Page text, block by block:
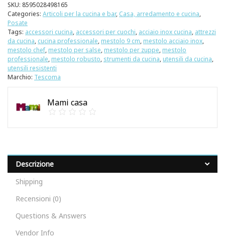
SKU: 8595028498165
Categories: Articoli per la cucina e bar, Casa, arredamento e cucina,
Posate
Tags: accessori cucina, accessori per cuochi, acciaio inox cucina, attrezzi
da cucina, cucina professionale, mestolo 9 cm, mestolo acciaio inox,
mestolo chef, mestolo per salse, mestolo per zuppe, mestolo
professionale, mestolo robusto, strumenti da cucina, utensili da cucina,
utensili resistenti
Marchio: Tescoma
Mami casa
Descrizione
Shipping
Recensioni (0)
Questions & Answers
Vendor Info